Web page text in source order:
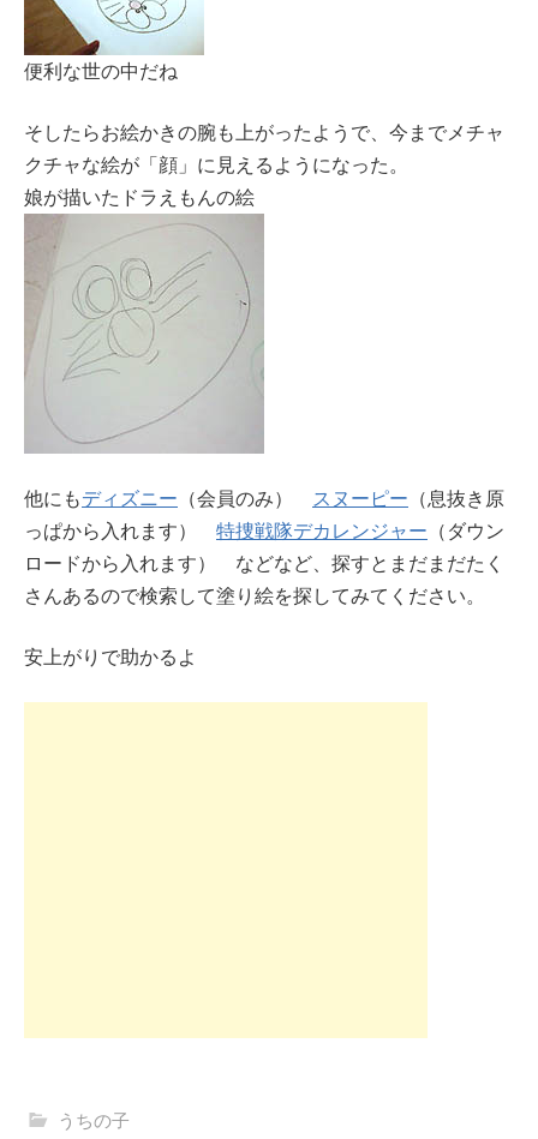
便利な世の中だね
そしたらお絵かきの腕も上がったようで、今までメチャ
クチャな絵が「顔」に見えるようになった。
娘が描いたドラえもんの絵
他にもディズニー （会員のみ） スヌーピー （息抜き原
っぱから入れます） 特捜戦隊デカレンジャー （ダウン
ロードから入れます） などなど、探すとまだまだたく
さんあるので検索して塗り絵を探してみてください。
安上がりで助かるよ
うちの子